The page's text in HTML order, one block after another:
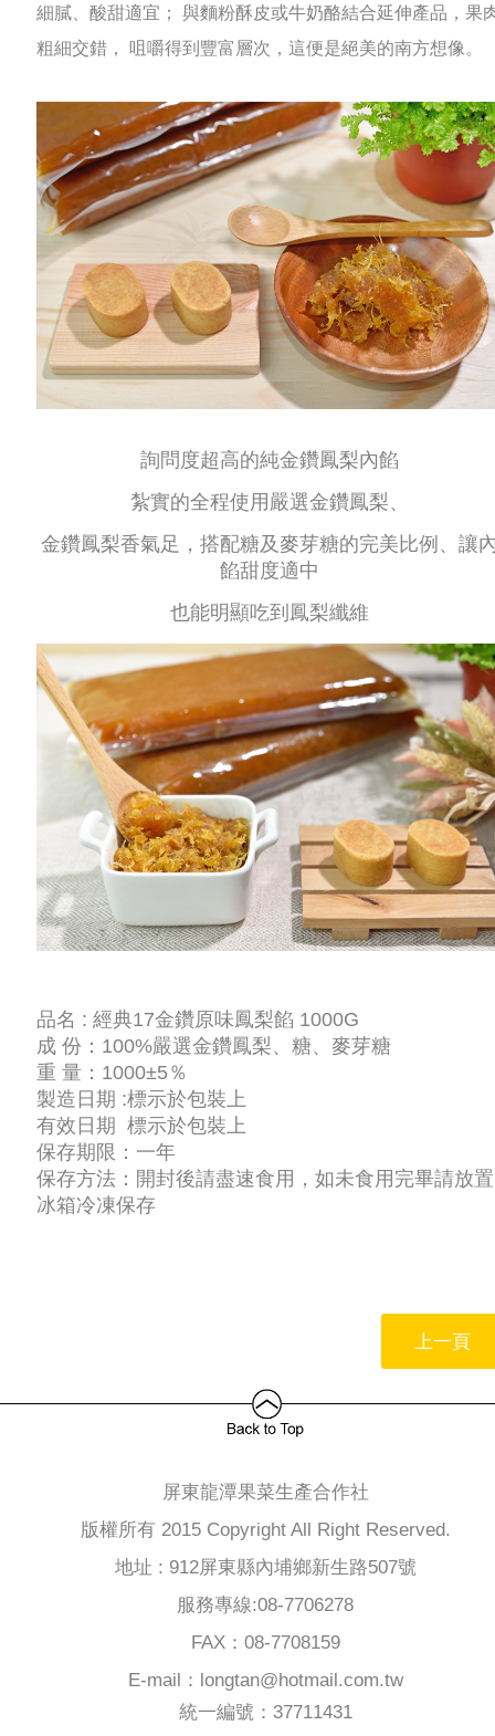
細膩、酸甜適宜； 與麵粉酥皮或牛奶酪結合延伸產品，果
粗細交錯， 咀嚼得到豐富層次，這便是絕美的南方想像。
詢問度超高的純金鑽鳳梨內餡
紮實的全程使用嚴選金鑽鳳梨、
金鑽鳳梨香氣足，搭配糖及麥芽糖的完美比例、讓
餡甜度適中
也能明顯吃到鳳梨纖維
品名 : 經典17金鑽原味鳳梨餡 1000G
成 份：100%嚴選金鑽鳳梨、糖、麥芽糖
重 量：1000±5％
製造日期 :標示於包裝上
有效日期 標示於包裝上
保存期限：一年
保存方法：開封後請盡速食用，如未食用完畢請放置
冰箱冷凍保存
上一頁
屏東龍潭果菜生產合作社
版權所有 2015 Copyright All Right Reserved.
地址 : 912屏東縣內埔鄉新生路507號
服務專線:08-7706278
FAX：08-7708159
E-mail：longtan@hotmail.com.tw
統一編號：37711431